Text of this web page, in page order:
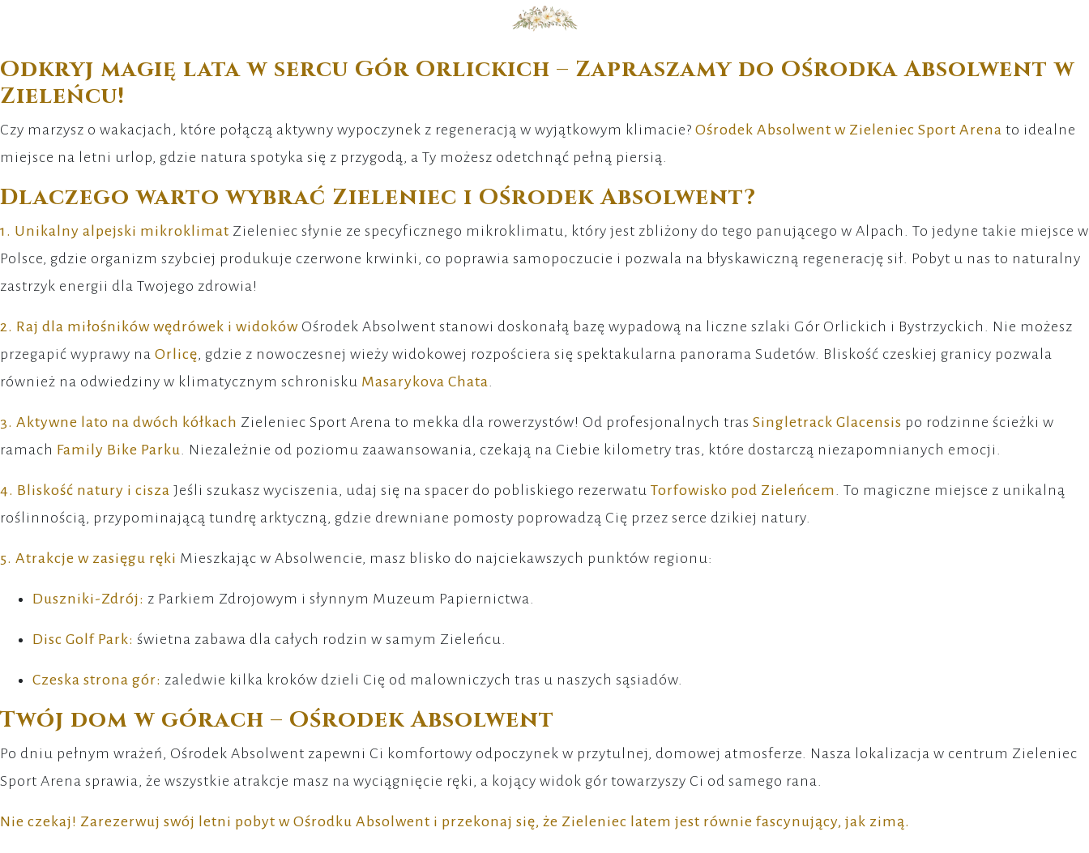
Odkryj magię lata w sercu Gór Orlickich – Zapraszamy do Ośrodka Absolwent w
Zieleńcu!
Czy marzysz o wakacjach, które połączą aktywny wypoczynek z regeneracją w wyjątkowym klimacie? Ośrodek Absolwent w Zieleniec Sport Arena to idealne
miejsce na letni urlop, gdzie natura spotyka się z przygodą, a Ty możesz odetchnąć pełną piersią.
Dlaczego warto wybrać Zieleniec i Ośrodek Absolwent?
1. Unikalny alpejski mikroklimat Zieleniec słynie ze specyficznego mikroklimatu, który jest zbliżony do tego panującego w Alpach. To jedyne takie miejsce w
Polsce, gdzie organizm szybciej produkuje czerwone krwinki, co poprawia samopoczucie i pozwala na błyskawiczną regenerację sił. Pobyt u nas to naturalny
zastrzyk energii dla Twojego zdrowia!
2. Raj dla miłośników wędrówek i widoków Ośrodek Absolwent stanowi doskonałą bazę wypadową na liczne szlaki Gór Orlickich i Bystrzyckich. Nie możesz
przegapić wyprawy na Orlicę, gdzie z nowoczesnej wieży widokowej rozpościera się spektakularna panorama Sudetów. Bliskość czeskiej granicy pozwala
również na odwiedziny w klimatycznym schronisku Masarykova Chata.
3. Aktywne lato na dwóch kółkach Zieleniec Sport Arena to mekka dla rowerzystów! Od profesjonalnych tras Singletrack Glacensis po rodzinne ścieżki w
ramach Family Bike Parku. Niezależnie od poziomu zaawansowania, czekają na Ciebie kilometry tras, które dostarczą niezapomnianych emocji.
4. Bliskość natury i cisza Jeśli szukasz wyciszenia, udaj się na spacer do pobliskiego rezerwatu Torfowisko pod Zieleńcem. To magiczne miejsce z unikalną
roślinnością, przypominającą tundrę arktyczną, gdzie drewniane pomosty poprowadzą Cię przez serce dzikiej natury.
5. Atrakcje w zasięgu ręki Mieszkając w Absolwencie, masz blisko do najciekawszych punktów regionu:
Duszniki-Zdrój: z Parkiem Zdrojowym i słynnym Muzeum Papiernictwa.
Disc Golf Park: świetna zabawa dla całych rodzin w samym Zieleńcu.
Czeska strona gór: zaledwie kilka kroków dzieli Cię od malowniczych tras u naszych sąsiadów.
Twój dom w górach – Ośrodek Absolwent
Po dniu pełnym wrażeń, Ośrodek Absolwent zapewni Ci komfortowy odpoczynek w przytulnej, domowej atmosferze. Nasza lokalizacja w centrum Zieleniec
Sport Arena sprawia, że wszystkie atrakcje masz na wyciągnięcie ręki, a kojący widok gór towarzyszy Ci od samego rana.
Nie czekaj! Zarezerwuj swój letni pobyt w Ośrodku Absolwent i przekonaj się, że Zieleniec latem jest równie fascynujący, jak zimą.